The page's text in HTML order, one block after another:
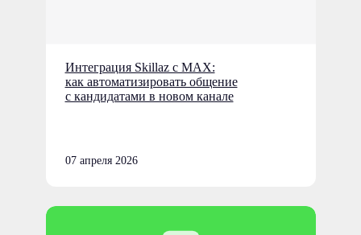
Интеграция Skillaz с MAX:
как автоматизировать общение
с кандидатами в новом канале
07 апреля 2026